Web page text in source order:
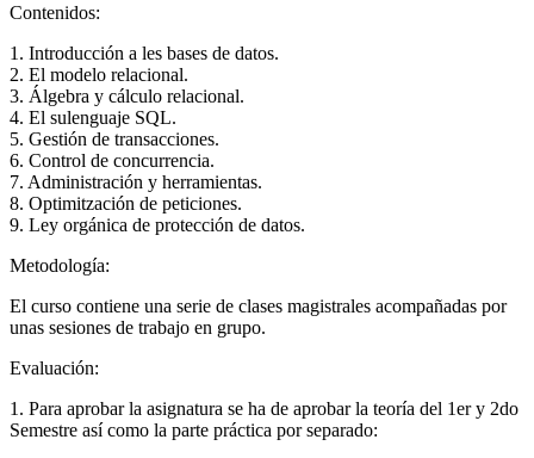
Contenidos:
1. Introducción a les bases de datos.
2. El modelo relacional.
3. Álgebra y cálculo relacional.
4. El sulenguaje SQL.
5. Gestión de transacciones.
6. Control de concurrencia.
7. Administración y herramientas.
8. Optimitzación de peticiones.
9. Ley orgánica de protección de datos.
Metodología:
El curso contiene una serie de clases magistrales acompañadas por
unas sesiones de trabajo en grupo.
Evaluación:
1. Para aprobar la asignatura se ha de aprobar la teoría del 1er y 2do
Semestre así como la parte práctica por separado: